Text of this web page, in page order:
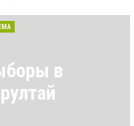
в